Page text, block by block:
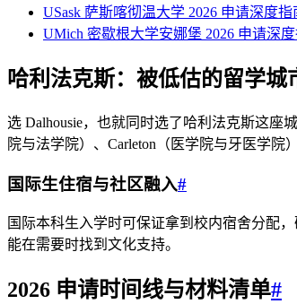
USask 萨斯喀彻温大学 2026 申请深度
UMich 密歇根大学安娜堡 2026 申请深
哈利法克斯：被低估的留学城
选 Dalhousie，也就同时选了哈利法克斯这
院与法学院）、Carleton（医学院与牙医学
国际生住宿与社区融入#
国际本科生入学时可保证拿到校内宿舍分配
能在需要时找到文化支持。
2026 申请时间线与材料清单#